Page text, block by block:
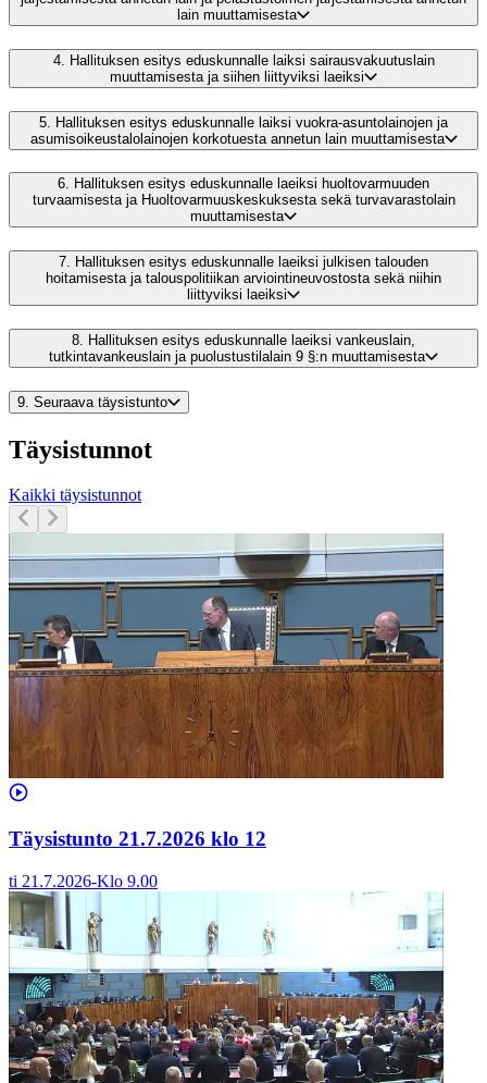
lain muuttamisesta
4. Hallituksen esitys eduskunnalle laiksi sairausvakuutuslain
muuttamisesta ja siihen liittyviksi laeiksi
5.
Hallituksen esitys eduskunnalle laiksi vuokra-asuntolainojen ja
asumisoikeustalolainojen korkotuesta annetun lain muuttamisesta
6. Hallituksen esitys eduskunnalle laeiksi huoltovarmuuden
turvaamisesta ja Huoltovarmuuskeskuksesta sekä turvavarastolain
muuttamisesta
7. Hallituksen esitys eduskunnalle laeiksi julkisen talouden
hoitamisesta ja talouspolitiikan arviointineuvostosta sekä niihin
liittyviksi laeiksi
8.
Hallituksen esitys eduskunnalle laeiksi vankeuslain,
tutkintavankeuslain ja puolustustilalain 9 §:n muuttamisesta
9. Seuraava täysistunto
Täysistunnot
Kaikki täysistunnot
Täysistunto 21.7.2026 klo 12
ti 21.7.2026-Klo 9.00